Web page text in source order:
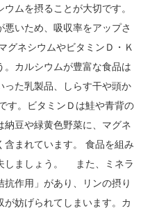
ムを摂ることが大切です。
いため、吸収率をアップさ
グネシウムやビタミンＤ・Ｋ
。カルシウムが豊富な食品は
った乳製品、しらす干や頭か
す。ビタミンＤは鮭や青背の
豆や緑黄色野菜に、マグネ
含まれています。 食品を組み
しましょう。 また、ミネラ
作用」があり、リンの摂り
妨げられてしまいます。カ